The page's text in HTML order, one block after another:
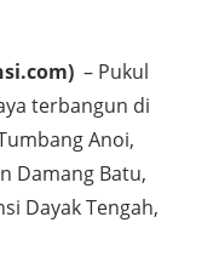
– Pukul
terbangun di
Anoi,
Damang Batu,
Dayak Tengah,